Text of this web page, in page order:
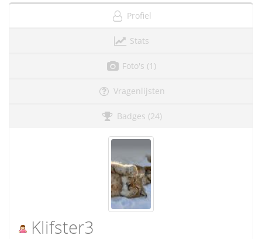
Profiel
Stats
Foto's (1)
Vragenlijsten
Badges (24)
Klifster3